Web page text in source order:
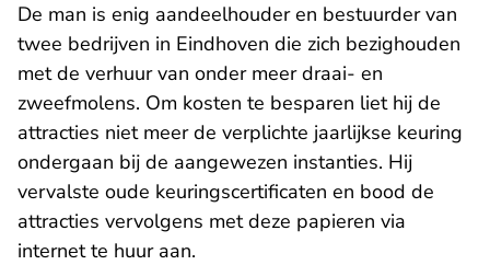
De man is enig aandeelhouder en bestuurder van
twee bedrijven in Eindhoven die zich bezighouden
met de verhuur van onder meer draai- en
zweefmolens. Om kosten te besparen liet hij de
attracties niet meer de verplichte jaarlijkse keuring
ondergaan bij de aangewezen instanties. Hij
vervalste oude keuringscertificaten en bood de
attracties vervolgens met deze papieren via
internet te huur aan.